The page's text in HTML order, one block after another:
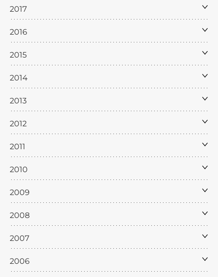
2017
2016
2015
2014
2013
2012
2011
2010
2009
2008
2007
2006